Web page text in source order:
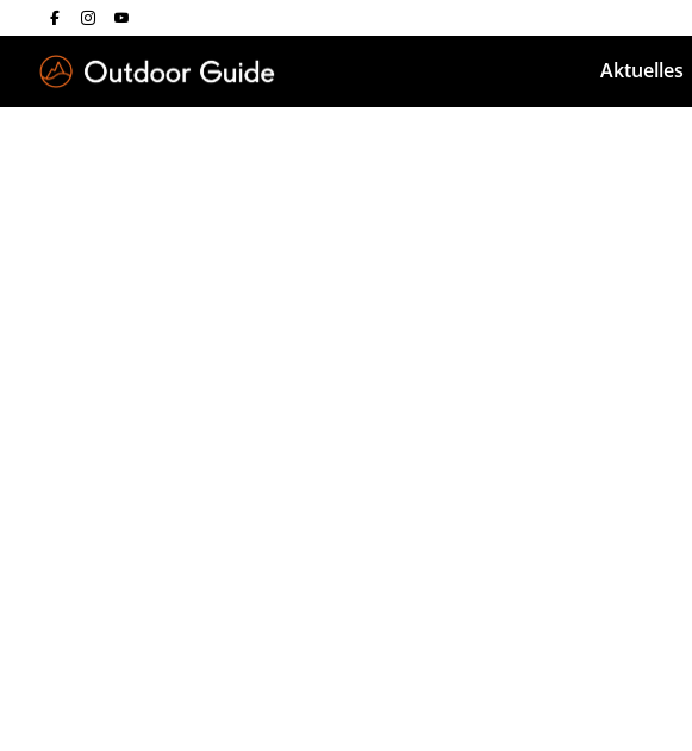
Aktuelles